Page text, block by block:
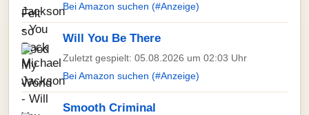
Bei Amazon suchen (#Anzeige)
Will You Be There
Zuletzt gespielt: 05.08.2026 um 02:03 Uhr
Bei Amazon suchen (#Anzeige)
Smooth Criminal